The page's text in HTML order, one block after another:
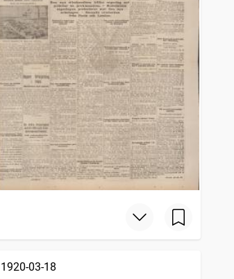
1920-03-18